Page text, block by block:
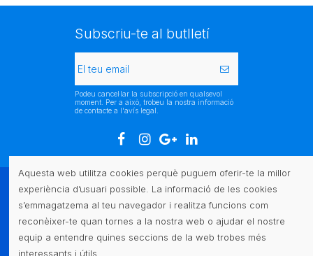
Subscriu-te al butlletí
Podeu cancel·lar la subscripció en qualsevol
moment. Per a això, trobeu la nostra informació
de contacte a l'avís legal.
Atenció al client
Legal
Aquesta web utilitza cookies perquè puguem oferir-te la millor
experiència d’usuari possible. La informació de les cookies
s’emmagatzema al teu navegador i realitza funcions com
reconèixer-te quan tornes a la nostra web o ajudar el nostre
equip a entendre quines seccions de la web trobes més
interessants i útils.